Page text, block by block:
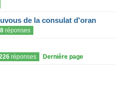
de la consulat d'oran
8 réponses
réponses Dernière page